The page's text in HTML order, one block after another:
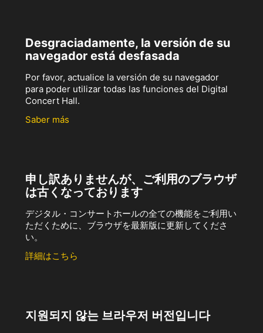
Desgraciadamente, la versión de su
navegador está desfasada
Por favor, actualice la versión de su navegador
para poder utilizar todas las funciones del Digital
Concert Hall.
Saber más
申し訳ありませんが、ご利用のブラウザ
は古くなっております
デジタル・コンサートホールの全ての機能をご利用い
ただくために、ブラウザを最新版に更新してくださ
い。
詳細はこちら
지원되지 않는 브라우저 버전입니다